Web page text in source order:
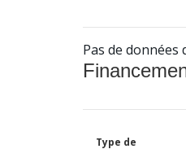
Pas de données
Type de